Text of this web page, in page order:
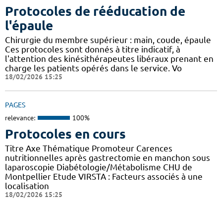
Protocoles de rééducation de
l'épaule
Chirurgie du membre supérieur : main, coude, épaule
Ces protocoles sont donnés à titre indicatif, à
l'attention des kinésithérapeutes libéraux prenant en
charge les patients opérés dans le service. Vo
18/02/2026 15:25
PAGES
relevance: 100%
Protocoles en cours
Titre Axe Thématique Promoteur Carences
nutritionnelles après gastrectomie en manchon sous
laparoscopie Diabétologie/Métabolisme CHU de
Montpellier Etude VIRSTA : Facteurs associés à une
localisation
18/02/2026 15:25